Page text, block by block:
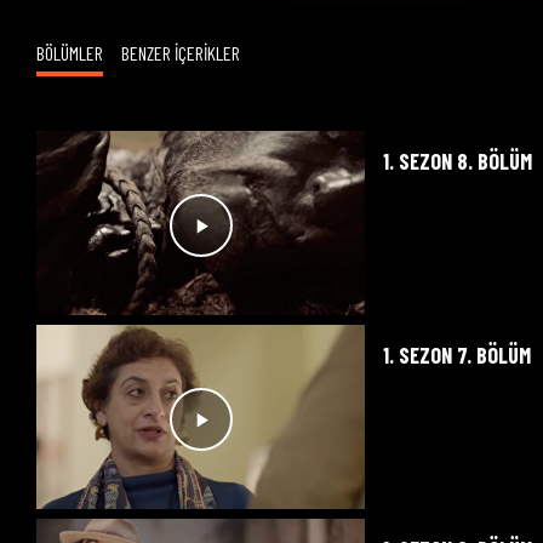
BÖLÜMLER BENZER İÇERİKLER
1. SEZON 8. BÖLÜM
1. SEZON 7. BÖLÜM